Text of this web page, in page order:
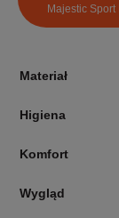
Majestic
Materiał
Higiena
Komfort
Wygląd